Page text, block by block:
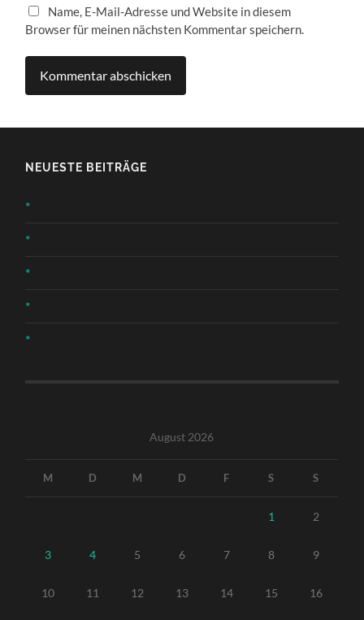
Name, E-Mail-Adresse und Website in diesem
Browser für meinen nächsten Kommentar speichern.
NEUESTE BEITRÄGE
*
*
*
*
*
August 2026
M D M D F S S
1 2
3 4 5 6 7 8 9
10 11 12 13 14 15 16